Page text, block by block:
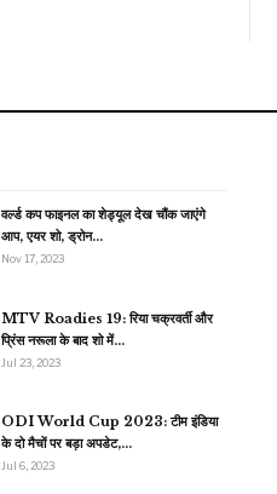
वर्ल्ड कप फाइनल का शेड्यूल देख चौंक जाएंगे
आप, एयर शो, ड्रोन…
Nov 17, 2023
MTV Roadies 19: रिया चक्रवर्ती और
प्रिंस नरूला के बाद शो में…
Jul 23, 2023
ODI World Cup 2023: टीम इंडिया
के दो मैचों पर बड़ा अपडेट,…
Jul 6, 2023